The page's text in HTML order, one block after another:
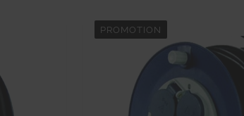
PROMOTION